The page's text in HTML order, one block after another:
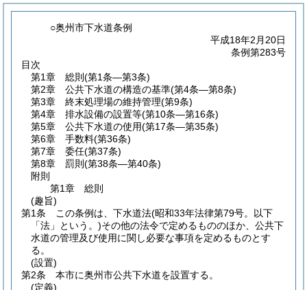
○奥州市下水道条例
平成18年2月20日
条例第283号
目次
第1章
総則 (第1条―第3条)
第2章
公共下水道の構造の基準(第4条―第8条)
第3章
終末処理場の維持管理(第9条)
第4章
排水設備の設置等(第10条―第16条)
第5章
公共下水道の使用(第17条―第35条)
第6章
手数料(第36条)
第7章
委任(第37条)
第8章
罰則 (第38条―第40条)
附則
第1章
総則
(趣旨)
第1条
この条例は、下水道法(昭和33年法律第79号。以下
「法」という。)その他の法令で定めるもののほか、公共下
水道の管理及び使用に関し必要な事項を定めるものとす
る。
(設置)
第2条
本市に奥州市公共下水道を設置する。
(定義)